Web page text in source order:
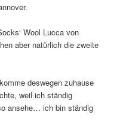
Wool Lucca von
aber natürlich die zweite
deswegen zuhause
weil ich ständig
ansehe… ich bin ständig